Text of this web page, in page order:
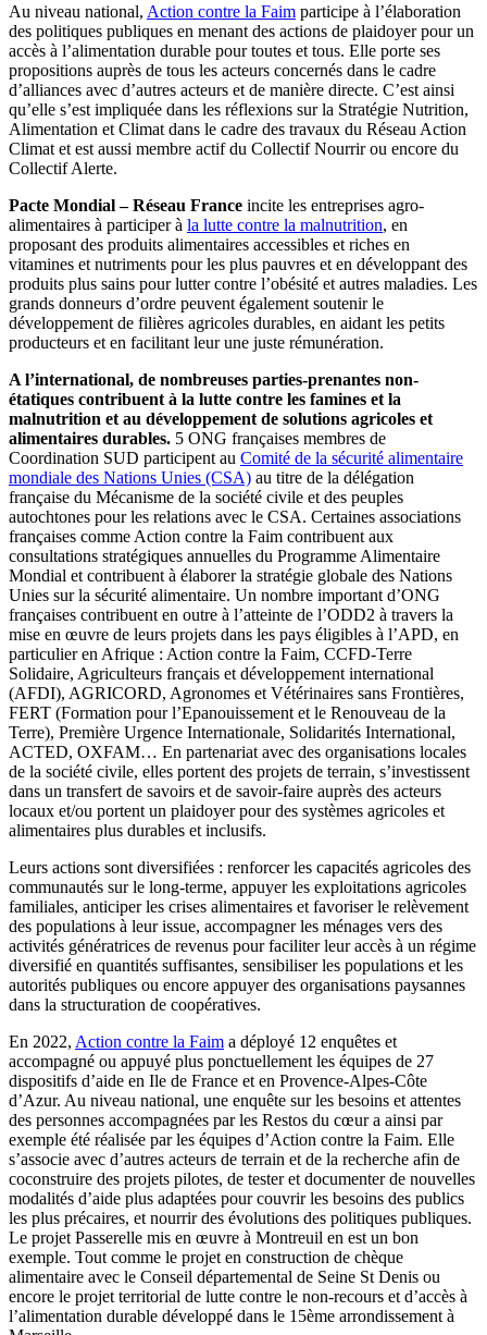
Au niveau national, Action contre la Faim participe à l’élaboration
des politiques publiques en menant des actions de plaidoyer pour un
accès à l’alimentation durable pour toutes et tous. Elle porte ses
propositions auprès de tous les acteurs concernés dans le cadre
d’alliances avec d’autres acteurs et de manière directe. C’est ainsi
qu’elle s’est impliquée dans les réflexions sur la Stratégie Nutrition,
Alimentation et Climat dans le cadre des travaux du Réseau Action
Climat et est aussi membre actif du Collectif Nourrir ou encore du
Collectif Alerte.
Pacte Mondial – Réseau France incite les entreprises agro-
alimentaires à participer à la lutte contre la malnutrition, en
proposant des produits alimentaires accessibles et riches en
vitamines et nutriments pour les plus pauvres et en développant des
produits plus sains pour lutter contre l’obésité et autres maladies. Les
grands donneurs d’ordre peuvent également soutenir le
développement de filières agricoles durables, en aidant les petits
producteurs et en facilitant leur une juste rémunération.
A l’international, de nombreuses parties-prenantes non-
étatiques contribuent à la lutte contre les famines et la
malnutrition et au développement de solutions agricoles et
alimentaires durables. 5 ONG françaises membres de
Coordination SUD participent au Comité de la sécurité alimentaire
mondiale des Nations Unies (CSA) au titre de la délégation
française du Mécanisme de la société civile et des peuples
autochtones pour les relations avec le CSA. Certaines associations
françaises comme Action contre la Faim contribuent aux
consultations stratégiques annuelles du Programme Alimentaire
Mondial et contribuent à élaborer la stratégie globale des Nations
Unies sur la sécurité alimentaire. Un nombre important d’ONG
françaises contribuent en outre à l’atteinte de l’ODD2 à travers la
mise en œuvre de leurs projets dans les pays éligibles à l’APD, en
particulier en Afrique : Action contre la Faim, CCFD-Terre
Solidaire, Agriculteurs français et développement international
(AFDI), AGRICORD, Agronomes et Vétérinaires sans Frontières,
FERT (Formation pour l’Epanouissement et le Renouveau de la
Terre), Première Urgence Internationale, Solidarités International,
ACTED, OXFAM… En partenariat avec des organisations locales
de la société civile, elles portent des projets de terrain, s’investissent
dans un transfert de savoirs et de savoir-faire auprès des acteurs
locaux et/ou portent un plaidoyer pour des systèmes agricoles et
alimentaires plus durables et inclusifs.
Leurs actions sont diversifiées : renforcer les capacités agricoles des
communautés sur le long-terme, appuyer les exploitations agricoles
familiales, anticiper les crises alimentaires et favoriser le relèvement
des populations à leur issue, accompagner les ménages vers des
activités génératrices de revenus pour faciliter leur accès à un régime
diversifié en quantités suffisantes, sensibiliser les populations et les
autorités publiques ou encore appuyer des organisations paysannes
dans la structuration de coopératives.
En 2022, Action contre la Faim a déployé 12 enquêtes et
accompagné ou appuyé plus ponctuellement les équipes de 27
dispositifs d’aide en Ile de France et en Provence-Alpes-Côte
d’Azur. Au niveau national, une enquête sur les besoins et attentes
des personnes accompagnées par les Restos du cœur a ainsi par
exemple été réalisée par les équipes d’Action contre la Faim. Elle
s’associe avec d’autres acteurs de terrain et de la recherche afin de
coconstruire des projets pilotes, de tester et documenter de nouvelles
modalités d’aide plus adaptées pour couvrir les besoins des publics
les plus précaires, et nourrir des évolutions des politiques publiques.
Le projet Passerelle mis en œuvre à Montreuil en est un bon
exemple. Tout comme le projet en construction de chèque
alimentaire avec le Conseil départemental de Seine St Denis ou
encore le projet territorial de lutte contre le non-recours et d’accès à
l’alimentation durable développé dans le 15ème arrondissement à